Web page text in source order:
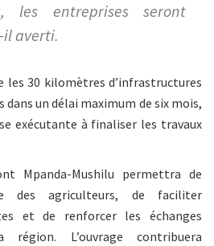
les entreprises seront
il averti.
les 30 kilomètres d’infrastructures
un délai maximum de six mois,
exécutante à finaliser les travaux
Mpanda-Mushilu permettra de
des agriculteurs, de faciliter
et de renforcer les échanges
région. L’ouvrage contribuera